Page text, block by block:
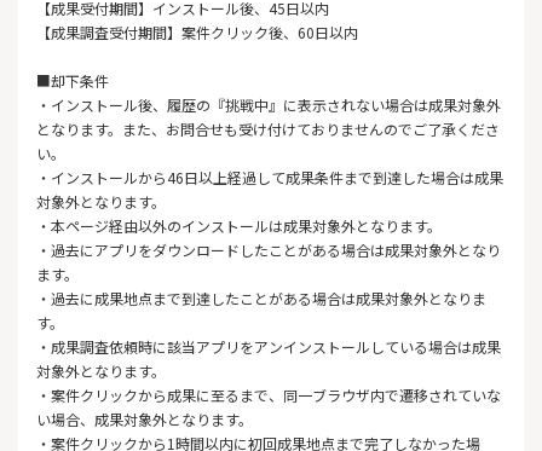
【成果受付期間】インストール後、45日以内
【成果調査受付期間】案件クリック後、60日以内
■却下条件
・インストール後、履歴の『挑戦中』に表示されない場合は成果対象外
となります。また、お問合せも受け付けておりませんのでご了承くださ
い。
・インストールから46日以上経過して成果条件まで到達した場合は成果
対象外となります。
・本ページ経由以外のインストールは成果対象外となります。
・過去にアプリをダウンロードしたことがある場合は成果対象外となり
ます。
・過去に成果地点まで到達したことがある場合は成果対象外となりま
す。
・成果調査依頼時に該当アプリをアンインストールしている場合は成果
対象外となります。
・案件クリックから成果に至るまで、同一ブラウザ内で遷移されていな
い場合、成果対象外となります。
・案件クリックから1時間以内に初回成果地点まで完了しなかった場